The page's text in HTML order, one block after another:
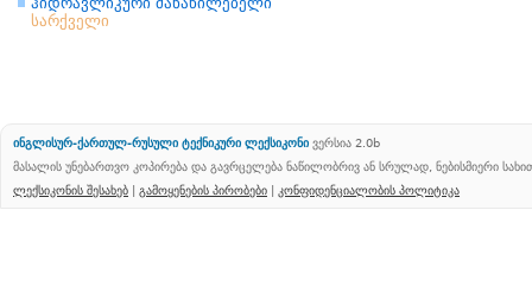
სარქველი
ინგლისურ-ქართულ-რუსული ტექნიკური ლექსიკონი ვერსია 2.0b
მასალის უნებართვო კოპირება და გავრცელება ნაწილობრივ ან სრულად, ნებისმიერი
ლექსიკონის შესახებ | გამოყენების პირობები | კონფიდენციალობის პოლიტიკა